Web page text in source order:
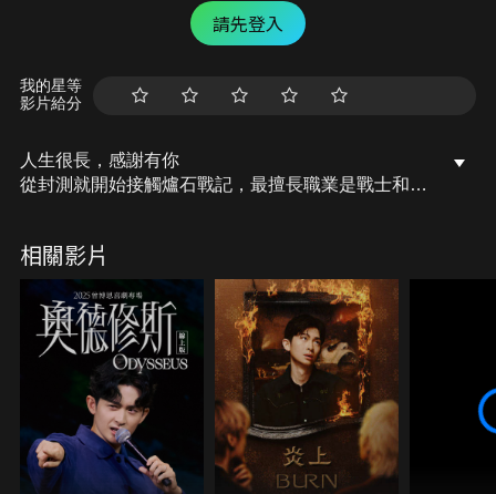
請先登入
我的星等
影片給分
人生很長，感謝有你
從封測就開始接觸爐石戰記，最擅長職業是戰士和牧
醒吧， 趁此良機，莫再猶豫，恭請蛇界至尊雙飛寶
典！ OSkomodo 還不一起加入蛇教跟著教主一起前
進!
相關影片